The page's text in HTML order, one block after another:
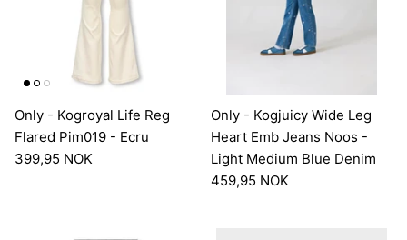
Only - Kogroyal Life Reg
Flared Pim019 - Ecru
399,95 NOK
Only - Kogjuicy Wide Leg
Heart Emb Jeans Noos -
Light Medium Blue Denim
459,95 NOK